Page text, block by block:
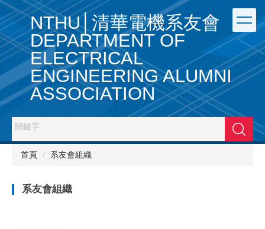
跳
到
主
要
內
容
區
NTHU│清華電機系友會
DEPARTMENT OF
ELECTRICAL
ENGINEERING ALUMNI
ASSOCIATION
搜尋
首頁 系友會組織
系友會組織